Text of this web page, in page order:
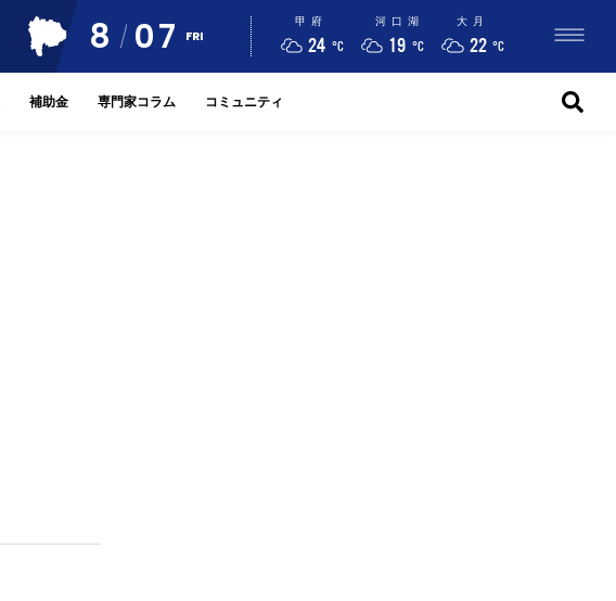
8 07 FRI
甲府
24 °C
河口湖
19 °C
大月
22 °C
補助金 専門家コラム コミュニティ